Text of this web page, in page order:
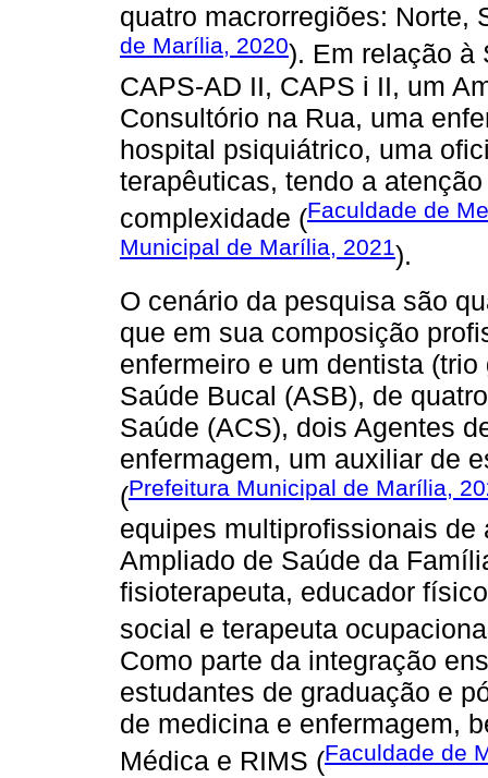
quatro macrorregiões: Norte,
de Marília, 2020). Em relação à
CAPS-AD II, CAPS i II, um
Consultório na Rua, uma
hospital psiquiátrico, uma
terapêuticas, tendo a
complexidade (Faculdade de
Municipal de Marília, 2021).
O cenário da pesquisa são
que em sua composição
enfermeiro e um dentista
Saúde Bucal (ASB), de
Saúde (ACS), dois Agentes
enfermagem, um auxiliar de
(Prefeitura Municipal de Marília,
equipes multiprofissionais
Ampliado de Saúde da
fisioterapeuta, educador
social e terapeuta
Como parte da integração
estudantes de graduação e
de medicina e enfermagem,
Médica e RIMS (Faculdade de